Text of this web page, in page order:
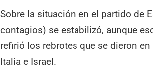
Sobre la situación en el partido de
contagios) se estabilizó, aunque
refirió los rebrotes que se dieron
Italia e Israel.